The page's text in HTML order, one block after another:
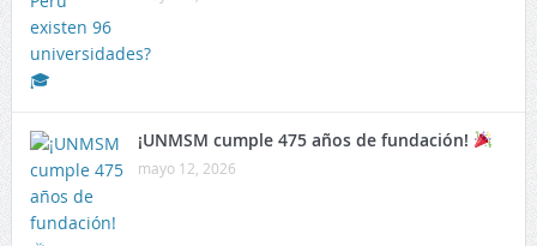
¡UNMSM cumple 475 años de fundación!
mayo 12, 2026